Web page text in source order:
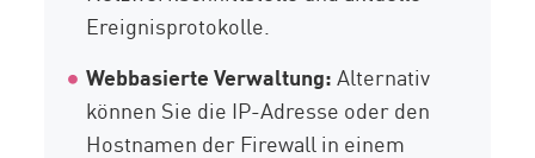
Ereignisprotokolle.
Webbasierte Verwaltung:Alternativ
können Sie die IP-Adresse oder den
Hostnamen der Firewall in einem